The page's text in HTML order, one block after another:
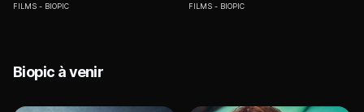
FILMS BIOPIC FILMS BIOPIC
Biopic à venir